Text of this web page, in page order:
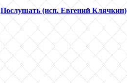
Послушать (исп. Евгений Клячкин)